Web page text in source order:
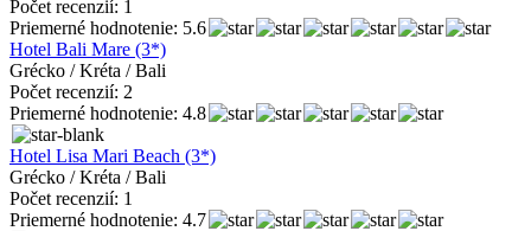
Počet recenzií: 1
Priemerné hodnotenie: 5.6
Hotel Bali Mare (3*)
Grécko / Kréta / Bali
Počet recenzií: 2
Priemerné hodnotenie: 4.8
Hotel Lisa Mari Beach (3*)
Grécko / Kréta / Bali
Počet recenzií: 1
Priemerné hodnotenie: 4.7